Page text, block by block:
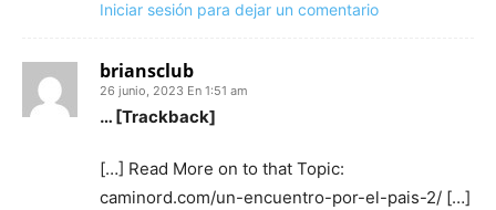
Iniciar sesión para dejar un comentario
briansclub
26 junio, 2023 En 1:51 am
… [Trackback]
[…] Read More on to that Topic:
caminord.com/un-encuentro-por-el-pais-2/ […]